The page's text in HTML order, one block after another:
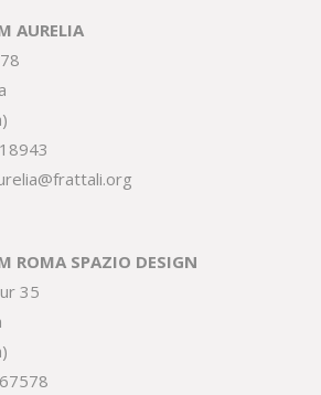
AURELIA
)
ROMA SPAZIO DESIGN
35
)